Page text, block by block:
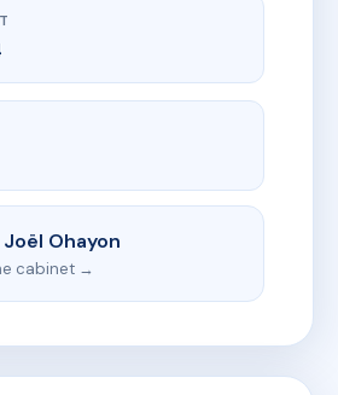
Ohayon
cabinet →